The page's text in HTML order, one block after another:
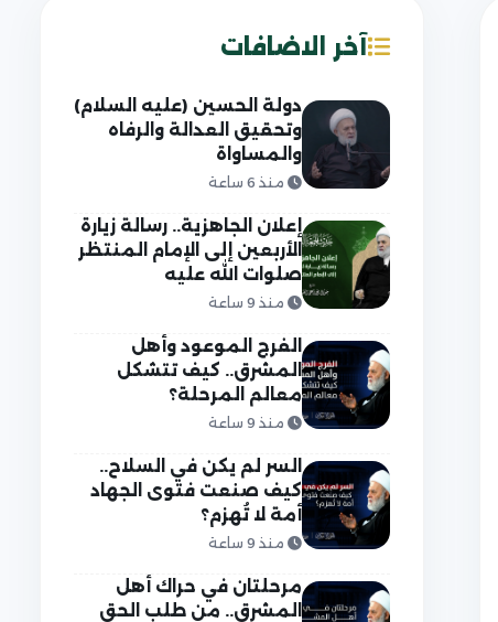
آخر الاضافات
دولة الحسين (عليه السلام)
وتحقيق العدالة والرفاه
والمساواة
منذ 6 ساعة
إعلان الجاهزية.. رسالة زيارة
الأربعين إلى الإمام المنتظر
صلوات الله عليه
منذ 9 ساعة
الفرج الموعود وأهل
المشرق.. كيف تتشكل
معالم المرحلة؟
منذ 9 ساعة
السر لم يكن في السلاح..
كيف صنعت فتوى الجهاد
أمة لا تُهزم؟
منذ 9 ساعة
مرحلتان في حراك أهل
المشرق.. من طلب الحق